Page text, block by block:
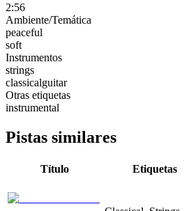
2:56
Ambiente/Temática
peaceful
soft
Instrumentos
strings
classicalguitar
Otras etiquetas
instrumental
Pistas similares
Título Etiquetas